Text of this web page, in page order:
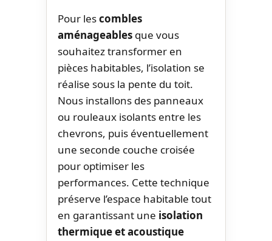
Pour lescombles
aménageables que vous
souhaitez transformer en
pièces habitables, l’isolation se
réalise sous la pente du toit.
Nous installons des panneaux
ou rouleaux isolants entre les
chevrons, puis éventuellement
une seconde couche croisée
pour optimiser les
performances. Cette technique
préserve l’espace habitable tout
en garantissant une isolation
thermique et acoustique